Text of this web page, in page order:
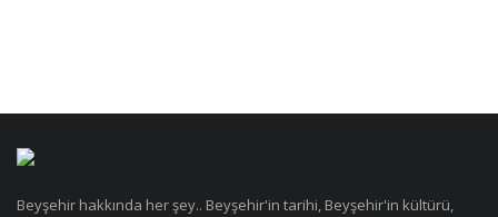
Beyşehir hakkında her şey.. Beyşehir'in tarihi, Beyşehir'in kültürü,